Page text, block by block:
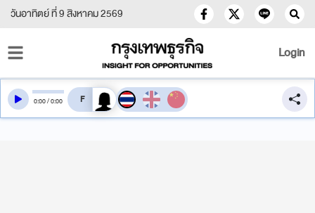
วันอาทิตย์ ที่ 9 สิงหาคม 2569
Login
0:00/0:00 สลับเสียงอ่าน